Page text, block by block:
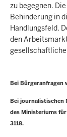
zu begegnen.
Behinderung in
Handlungsfeld.
den
Bei Bürgeranfragen
Bei journalistischen
des Ministeriums
3118.